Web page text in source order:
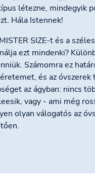
létezne, mindegyik
Hála Istennek!
SIZE-t és a
ezt mindenki?
Számomra ez
és az
az ágyban: nincs
vagy - ami még
olyan válogatós az